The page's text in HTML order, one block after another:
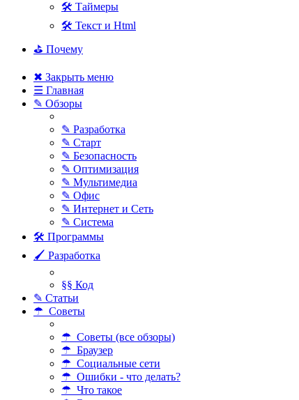
🛠 Таймеры
🛠 Текст и Html
⛳ Почему
✖ Закрыть меню
☰ Главная
✎ Обзоры
✎ Разработка
✎ Старт
✎ Безопасность
✎ Оптимизация
✎ Мультимедиа
✎ Офис
✎ Интернет и Сеть
✎ Система
🛠 Программы
🖌 Разработка
§§ Код
✎ Статьи
☂ Советы
☂ Советы (все обзоры)
☂ Браузер
☂ Социальные сети
☂ Ошибки - что делать?
☂ Что такое